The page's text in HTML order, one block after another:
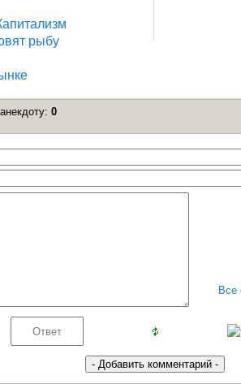
рыбу
: 0
Все